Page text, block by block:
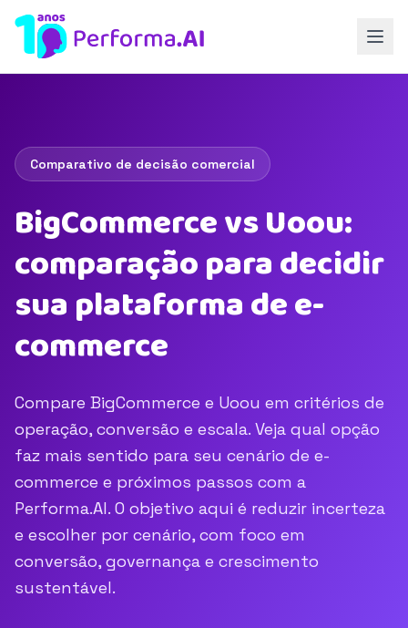
Comparativo de decisão comercial
BigCommerce vs Uoou:
comparação para decidir
sua plataforma de e-
commerce
Compare BigCommerce e Uoou em critérios de
operação, conversão e escala. Veja qual opção
faz mais sentido para seu cenário de e-
commerce e próximos passos com a
Performa.AI. O objetivo aqui é reduzir incerteza
e escolher por cenário, com foco em
conversão, governança e crescimento
sustentável.